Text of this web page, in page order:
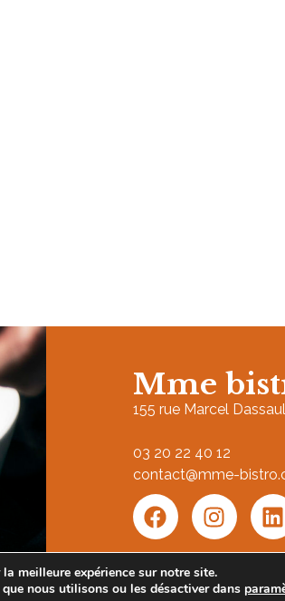
Mme
155 rue Marcel
03 20 22 40 12
contact@mme-
meilleure expérience sur notre site.
nous utilisons ou les désactiver dans